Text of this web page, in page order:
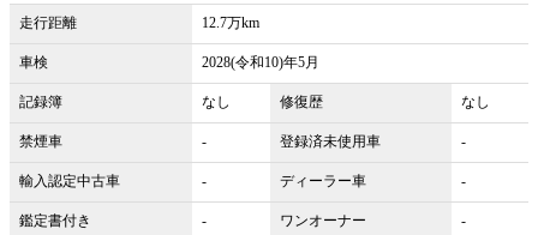
走行距離 12.7万km
車検 2028(令和10)年5月
記録簿 なし 修復歴 なし
禁煙車 - 登録済未使用車 -
輸入認定中古車 - ディーラー車 -
鑑定書付き - ワンオーナー -